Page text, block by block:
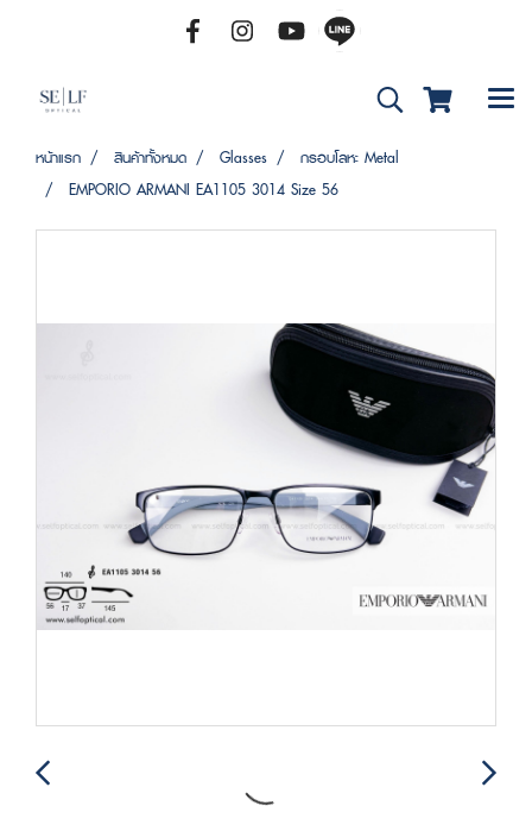
หน้าแรก สินค้าทั้งหมด Glasses
กรอบโลหะ Metal
EMPORIO ARMANI EA1105 3014 Size 56